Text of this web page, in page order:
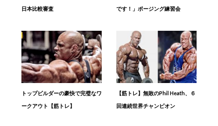
日本比較審査
です！」ポージング練習会
トップビルダーの豪快で完璧なワ
ークアウト【筋トレ】
【筋トレ】無敗のPhil Heath、６
回連続世界チャンピオン